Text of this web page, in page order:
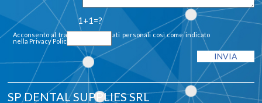
1+1=?
Acconsento al trattamento dei dati personali così come indicato
nella Privacy Policy
SP DENTAL SUPPLIES SRL